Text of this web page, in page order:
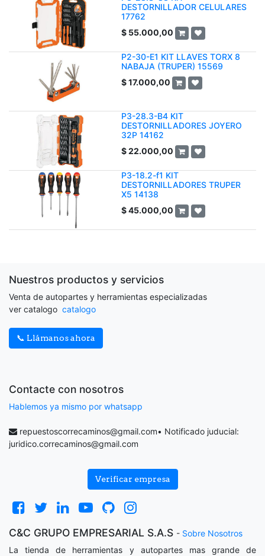
DESTORNILLADOR CELULARES
17762
$ 55.000,00
P2-30-E1 KIT LLAVES TORX 8
NABAJA (TRUPER) 15569
$17.000,00
P3-28.3-B4 KIT
DESTORNILLADORES JOYERO
32P 14162
$22.000,00
P3-18.2-f1 KIT
DESTORNILLADORES TRUPER
X5 14138
$45.000,00
Nuestros productos y servicios
Venta de autopartes y herramientas especializadas
ver catalogo catalogo
📞 Llámanos ahora
Contacte con nosotros
Hablemos ya mismo por whatsapp
repuestoscorrecaminos@gmail.com• Notificado juducial:
juridico.correcaminos@gmail.com
Verificar empresa
C&C GRUPO EMPRESARIAL S.A.S - Sobre Nosotros
La tienda de herramientas y autopartes mas grande de